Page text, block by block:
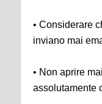
• Considerare
inviano mai
• Non aprire
assolutamente